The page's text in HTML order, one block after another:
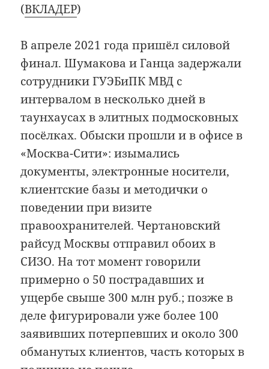
(ВКЛАДЕР)
В апреле 2021 года пришёл силовой
финал. Шумакова и Ганца задержали
сотрудники ГУЭБиПК МВД с
интервалом в несколько дней в
таунхаусах в элитных подмосковных
посёлках. Обыски прошли и в офисе в
«Москва-Сити»: изымались
документы, электронные носители,
клиентские базы и методички о
поведении при визите
правоохранителей. Чертановский
райсуд Москвы отправил обоих в
СИЗО. На тот момент говорили
примерно о 50 пострадавших и
ущербе свыше 300 млн руб.; позже в
деле фигурировали уже более 100
заявивших потерпевших и около 300
обманутых клиентов, часть которых в